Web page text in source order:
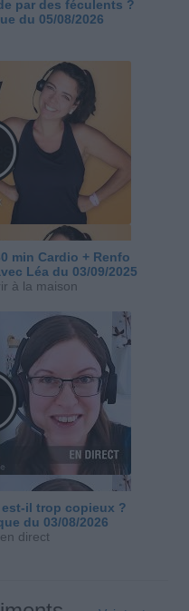
par des féculents ?
du 05/08/2026
min Cardio + Renfo
Léa du 03/09/2025
à la maison
il trop copieux ?
du 03/08/2026
direct